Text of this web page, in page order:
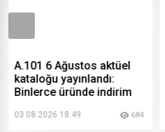
A.101 6 Ağustos aktüel
kataloğu yayınlandı:
Binlerce üründe indirim
03.08.2026 18:49 684